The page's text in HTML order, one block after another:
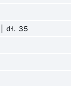
dł. 35